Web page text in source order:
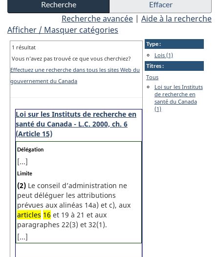
Recherche avancée | Aide à la recherche
Afficher / Masquer catégories
1 résultat
Vous n’avez pas trouvé ce que vous cherchiez?
Effectuez une recherche dans tous les sites Web du
gouvernement du Canada
Loi sur les Instituts de recherche en
santé du Canada - L.C. 2000, ch. 6
(Article 15)
N
m
a
r
g
i
n
a
l
Délégation
[...]
N
t
e
m
a
r
g
i
n
a
Limite
(2) Le conseil d’administration ne
peut déléguer les attributions
prévues aux alinéas 14a) et c), aux
articles 16 et 19 à 21 et aux
paragraphes 22(3) et 32(1).
[...]
Type :
Lois (1)
Titres :
Tous
Loi sur les Instituts
de recherche en
santé du Canada
(1)